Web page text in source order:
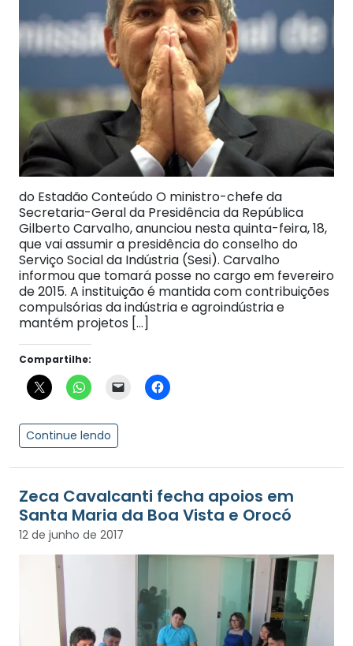
do Estadão Conteúdo O ministro-chefe da
Secretaria-Geral da Presidência da República
Gilberto Carvalho, anunciou nesta quinta-feira, 18,
que vai assumir a presidência do conselho do
Serviço Social da Indústria (Sesi). Carvalho
informou que tomará posse no cargo em fevereiro
de 2015. A instituição é mantida com contribuições
compulsórias da indústria e agroindústria e
mantém projetos […]
Compartilhe:
Continue lendo
Zeca Cavalcanti fecha apoios em
Santa Maria da Boa Vista e Orocó
12 de junho de 2017